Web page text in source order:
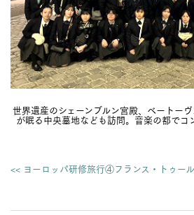
世界遺産のシェーンブルン宮殿、ベートー
が眠る中央墓地なども訪問。音楽の都でコ
<< ヨーロッパ研修旅行④フランス・トゥー